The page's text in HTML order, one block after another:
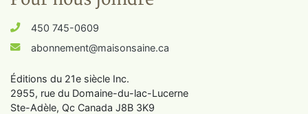
450 745-0609
abonnement@maisonsaine.ca
Éditions du 21e siècle Inc.
2955, rue du Domaine-du-lac-Lucerne
Ste-Adèle, Qc Canada J8B 3K9